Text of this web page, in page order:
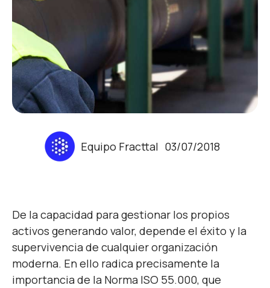
Equipo Fracttal 03/07/2018
De la capacidad para gestionar los propios
activos generando valor, depende el éxito y la
supervivencia de cualquier organización
moderna. En ello radica precisamente la
importancia de la Norma ISO 55.000, que